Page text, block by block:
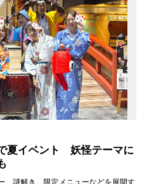
夏イベント 妖怪テーマに
、謎解き、限定メニューなどを展開す